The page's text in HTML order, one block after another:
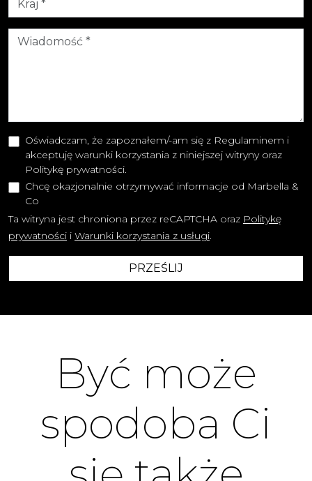
Oświadczam, że zapoznałem/-am się z Regulaminem i
akceptuję warunki korzystania z niniejszej witryny oraz
Politykę prywatności.
Chcę okazjonalnie otrzymywać informacje od Marbella &
Co
Ta witryna jest chroniona przez reCAPTCHA oraz Politykę
prywatności i Warunki korzystania z usługi.
PRZEŚLIJ
Być może
spodoba Ci